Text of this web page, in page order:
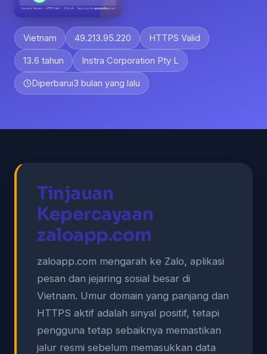
Vietnam 49.213.95.220 HTTPS Valid
13.6 tahun Instra Corporation Pty L
Diperbarui3 bulan yang lalu
Tinjauan
Kepercayaan
zaloapp.com
zaloapp.com mengarah ke Zalo, aplikasi
pesan dan jejaring sosial besar di
Vietnam. Umur domain yang panjang dan
HTTPS aktif adalah sinyal positif, tetapi
pengguna tetap sebaiknya memastikan
jalur resmi sebelum memasukkan data